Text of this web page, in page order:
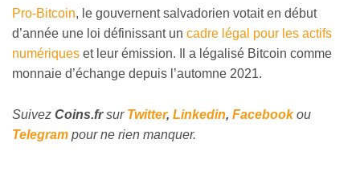
Pro-Bitcoin, le gouvernent salvadorien votait en début
d’année une loi définissant un cadre légal pour les actifs
numériques et leur émission. Il a légalisé Bitcoin comme
monnaie d’échange depuis l’automne 2021.
Suivez Coins.frsur Twitter, Linkedin, Facebookou
Telegram pour ne rien manquer.